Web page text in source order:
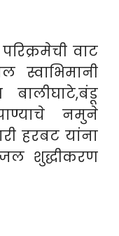
वाट
स्वाभिमानी
नमुने
हरबट यांना
शुद्धीकरण